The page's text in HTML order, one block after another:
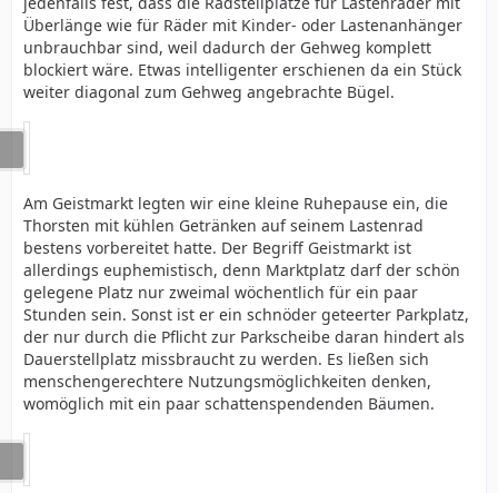
Überlänge wie für Räder mit Kinder- oder Lastenanhänger
unbrauchbar sind, weil dadurch der Gehweg komplett
blockiert wäre. Etwas intelligenter erschienen da ein Stück
weiter diagonal zum Gehweg angebrachte Bügel.
Am Geistmarkt legten wir eine kleine Ruhepause ein, die
Thorsten mit kühlen Getränken auf seinem Lastenrad
bestens vorbereitet hatte. Der Begriff Geistmarkt ist
allerdings euphemistisch, denn Marktplatz darf der schön
gelegene Platz nur zweimal wöchentlich für ein paar
Stunden sein. Sonst ist er ein schnöder geteerter Parkplatz,
der nur durch die Pflicht zur Parkscheibe daran hindert als
Dauerstellplatz missbraucht zu werden. Es ließen sich
menschengerechtere Nutzungsmöglichkeiten denken,
womöglich mit ein paar schattenspendenden Bäumen.